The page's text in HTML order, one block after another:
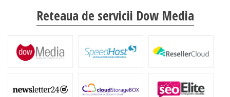
Reteaua de servicii Dow Media